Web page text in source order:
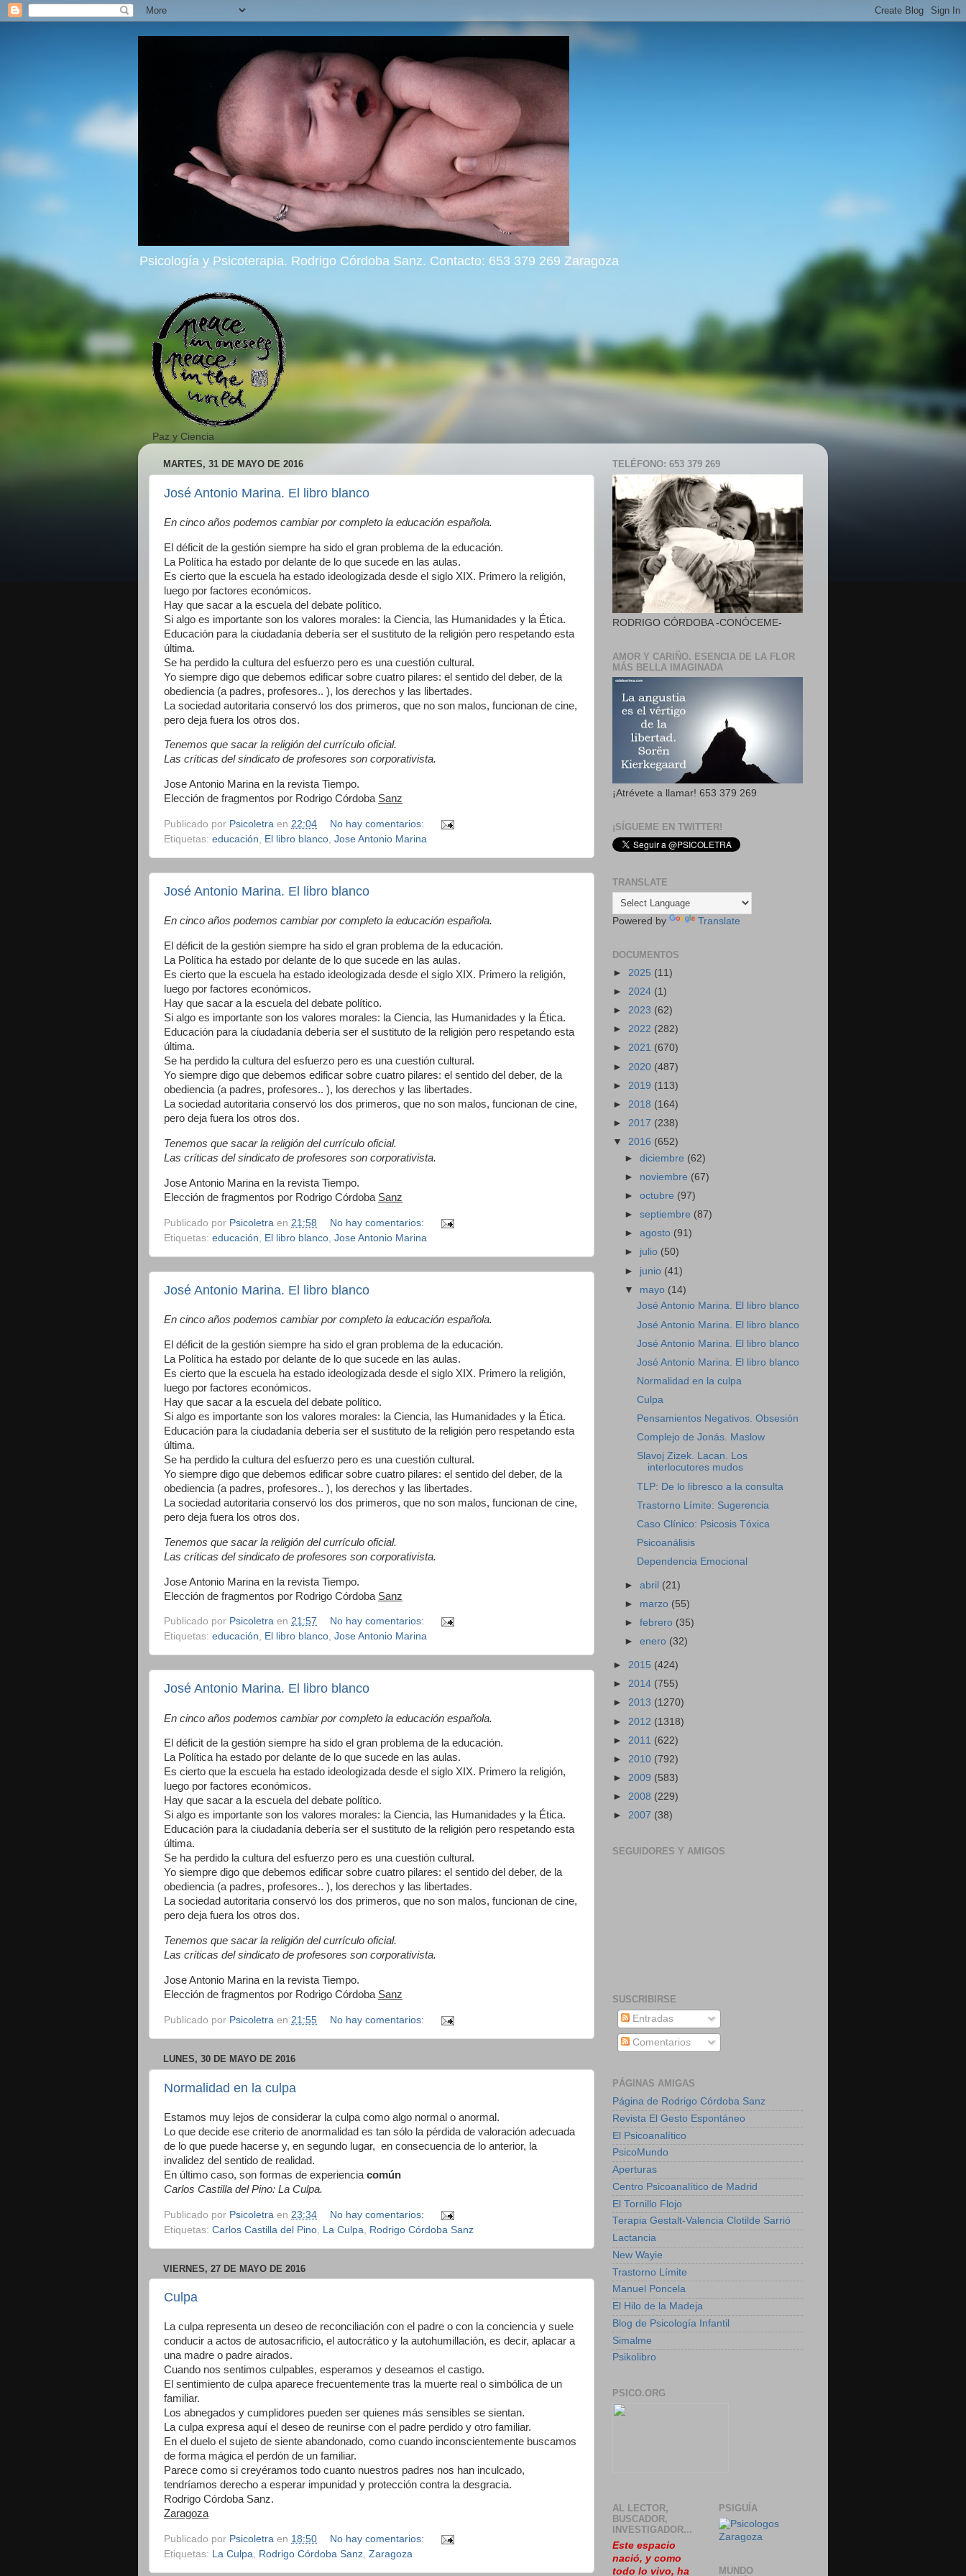
Psicología y Psicoterapia. Rodrigo Córdoba Sanz. Contacto: 653 379 269 Zaragoza
Paz y Ciencia
MARTES, 31 DE MAYO DE 2016
José Antonio Marina. El libro blanco
En cinco años podemos cambiar por completo la educación española.
El déficit de la gestión siempre ha sido el gran problema de la educación.
La Política ha estado por delante de lo que sucede en las aulas.
Es cierto que la escuela ha estado ideologizada desde el siglo XIX. Primero la religión,
luego por factores económicos.
Hay que sacar a la escuela del debate político.
Si algo es importante son los valores morales: la Ciencia, las Humanidades y la Ética.
Educación para la ciudadanía debería ser el sustituto de la religión pero respetando esta
última.
Se ha perdido la cultura del esfuerzo pero es una cuestión cultural.
Yo siempre digo que debemos edificar sobre cuatro pilares: el sentido del deber, de la
obediencia (a padres, profesores.. ), los derechos y las libertades.
La sociedad autoritaria conservó los dos primeros, que no son malos, funcionan de cine,
pero deja fuera los otros dos.
Tenemos que sacar la religión del currículo oficial.
Las críticas del sindicato de profesores son corporativista.
Jose Antonio Marina en la revista Tiempo.
Elección de fragmentos por Rodrigo Córdoba Sanz
Publicado por Psicoletra en 22:04
No hay comentarios:
Etiquetas: educación, El libro blanco, Jose Antonio Marina
José Antonio Marina. El libro blanco
En cinco años podemos cambiar por completo la educación española.
El déficit de la gestión siempre ha sido el gran problema de la educación.
La Política ha estado por delante de lo que sucede en las aulas.
Es cierto que la escuela ha estado ideologizada desde el siglo XIX. Primero la religión,
luego por factores económicos.
Hay que sacar a la escuela del debate político.
Si algo es importante son los valores morales: la Ciencia, las Humanidades y la Ética.
Educación para la ciudadanía debería ser el sustituto de la religión pero respetando esta
última.
Se ha perdido la cultura del esfuerzo pero es una cuestión cultural.
Yo siempre digo que debemos edificar sobre cuatro pilares: el sentido del deber, de la
obediencia (a padres, profesores.. ), los derechos y las libertades.
La sociedad autoritaria conservó los dos primeros, que no son malos, funcionan de cine,
pero deja fuera los otros dos.
Tenemos que sacar la religión del currículo oficial.
Las críticas del sindicato de profesores son corporativista.
Jose Antonio Marina en la revista Tiempo.
Elección de fragmentos por Rodrigo Córdoba Sanz
Publicado por Psicoletra en 21:58
No hay comentarios:
Etiquetas: educación El libro blanco Jose Antonio Marina
José Antonio Marina. El libro blanco
En cinco años podemos cambiar por completo la educación española.
El déficit de la gestión siempre ha sido el gran problema de la educación.
La Política ha estado por delante de lo que sucede en las aulas.
Es cierto que la escuela ha estado ideologizada desde el siglo XIX. Primero la religión,
luego por factores económicos.
Hay que sacar a la escuela del debate político.
Si algo es importante son los valores morales: la Ciencia, las Humanidades y la Ética.
Educación para la ciudadanía debería ser el sustituto de la religión pero respetando esta
última.
Se ha perdido la cultura del esfuerzo pero es una cuestión cultural.
Yo siempre digo que debemos edificar sobre cuatro pilares: el sentido del deber, de la
obediencia (a padres, profesores.. ), los derechos y las libertades.
La sociedad autoritaria conservó los dos primeros, que no son malos, funcionan de cine,
pero deja fuera los otros dos.
Tenemos que sacar la religión del currículo oficial.
Las críticas del sindicato de profesores son corporativista.
Jose Antonio Marina en la revista Tiempo.
Elección de fragmentos por Rodrigo Córdoba Sanz
Publicado por Psicoletra en 21:57
No hay comentarios:
Etiquetas: educación, El libro blanco, Jose Antonio Marina
José Antonio Marina. El libro blanco
En cinco años podemos cambiar por completo la educación española.
El déficit de la gestión siempre ha sido el gran problema de la educación.
La Política ha estado por delante de lo que sucede en las aulas.
Es cierto que la escuela ha estado ideologizada desde el siglo XIX. Primero la religión,
luego por factores económicos.
Hay que sacar a la escuela del debate político.
Si algo es importante son los valores morales: la Ciencia, las Humanidades y la Ética.
Educación para la ciudadanía debería ser el sustituto de la religión pero respetando esta
última.
Se ha perdido la cultura del esfuerzo pero es una cuestión cultural.
Yo siempre digo que debemos edificar sobre cuatro pilares: el sentido del deber, de la
obediencia (a padres, profesores.. ), los derechos y las libertades.
La sociedad autoritaria conservó los dos primeros, que no son malos, funcionan de cine,
pero deja fuera los otros dos.
Tenemos que sacar la religión del currículo oficial.
Las críticas del sindicato de profesores son corporativista.
Jose Antonio Marina en la revista Tiempo.
Elección de fragmentos por Rodrigo Córdoba Sanz
Publicado por Psicoletra en 21:55 No hay comentarios:
LUNES, 30 DE MAYO DE 2016
Normalidad en la culpa
Estamos muy lejos de considerar la culpa como algo normal o anormal.
Lo que decide ese criterio de anormalidad es tan sólo la pérdida de valoración adecuada
de lo que puede hacerse y, en segundo lugar, en consecuencia de lo anterior, la
invalidez del sentido de realidad.
En último caso, son formas de experiencia común
Carlos Castilla del Pino: La Culpa.
Publicado por Psicoletra en 23:34
No hay comentarios:
Etiquetas: Carlos Castilla del Pino La Culpa Rodrigo Córdoba Sanz
VIERNES, 27 DE MAYO DE 2016
Culpa
La culpa representa un deseo de reconciliación con el padre o con la conciencia y suele
conducir a actos de autosacrificio, el autocrático y la autohumillación, es decir, aplacar a
una madre o padre airados.
Cuando nos sentimos culpables, esperamos y deseamos el castigo.
El sentimiento de culpa aparece frecuentemente tras la muerte real o simbólica de un
familiar.
Los abnegados y cumplidores pueden ser quienes más sensibles se sientan.
La culpa expresa aquí el deseo de reunirse con el padre perdido y otro familiar.
En el duelo el sujeto de siente abandonado, como cuando inconscientemente buscamos
de forma mágica el perdón de un familiar.
Parece como si creyéramos todo cuanto nuestros padres nos han inculcado,
tendríamos derecho a esperar impunidad y protección contra la desgracia.
Rodrigo Córdoba Sanz.
Zaragoza
Publicado por Psicoletra en 18:50
No hay comentarios:
Etiquetas: La Culpa, Rodrigo Córdoba Sanz, Zaragoza
TELÉFONO: 653 379 269
RODRIGO CÓRDOBA -CONÓCEME-
AMOR Y CARIÑO. ESENCIA DE LA FLOR
MÁS BELLA IMAGINADA
¡Atrévete a llamar! 653 379 269
¡SÍGUEME EN TWITTER!
TRANSLATE
Powered by Translate
DOCUMENTOS
► 2025 (11)
► 2024 (1)
► 2023 (62)
► 2022 (282)
► 2021 (670)
► 2020 (487)
► 2019 (113)
► 2018 (164)
► 2017 (238)
▼ 2016 (652)
►diciembre (62)
► noviembre (67)
►octubre (97)
►septiembre (87)
►agosto (91)
► julio (50)
► junio (41)
▼ mayo (14)
José Antonio Marina. El libro blanco
José Antonio Marina. El libro blanco
José Antonio Marina. El libro blanco
José Antonio Marina. El libro blanco
Normalidad en la culpa
Culpa
Pensamientos Negativos. Obsesión
Complejo de Jonás. Maslow
Slavoj Zizek. Lacan. Los
interlocutores mudos
TLP: De lo libresco a la consulta
Trastorno Límite: Sugerencia
Caso Clínico: Psicosis Tóxica
Psicoanálisis
Dependencia Emocional
►abril (21)
► marzo (55)
►febrero (35)
►enero (32)
► 2015 (424)
► 2014 (755)
► 2013 (1270)
► 2012 (1318)
► 2011 (622)
► 2010 (792)
► 2009 (583)
► 2008 (229)
► 2007 (38)
SEGUIDORES Y AMIGOS
SUSCRIBIRSE
Entradas
Comentarios
PÁGINAS AMIGAS
Página de Rodrigo Córdoba Sanz
Revista El Gesto Espontáneo
El Psicoanalítico
PsicoMundo
Aperturas
Centro Psicoanalítico de Madrid
El Tornillo Flojo
Terapia Gestalt-Valencia Clotilde Sarrió
Lactancia
New Wayie
Trastorno Límite
Manuel Poncela
El Hilo de la Madeja
Blog de Psicología Infantil
Simalme
Psikolibro
PSICO.ORG
AL LECTOR,
BUSCADOR,
INVESTIGADOR...
Este espacio
nació, y como
todo lo vivo, ha
PSIGUÍA
MUNDO